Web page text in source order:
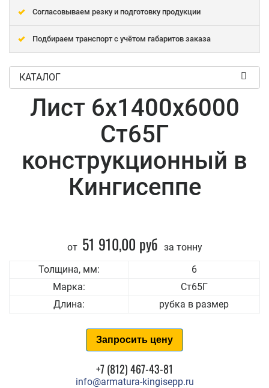
Согласовываем резку и подготовку продукции
Подбираем транспорт с учётом габаритов заказа
КАТАЛОГ
Лист 6x1400x6000
Ст65Г
конструкционный в
Кингисеппе
от 51 910,00 руб за тонну
Толщина, мм:
6
Марка:
Ст65Г
Длина:
рубка в размер
Запросить цену
+7 (812) 467-43-81
info@armatura-kingisepp.ru